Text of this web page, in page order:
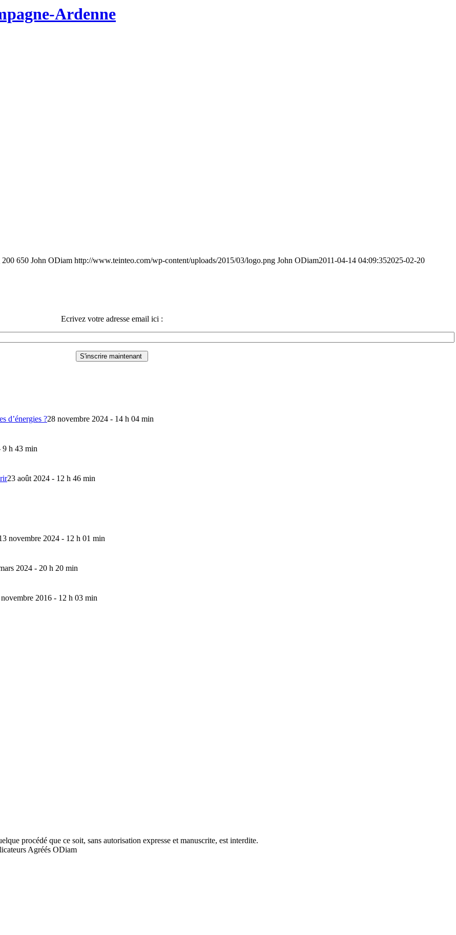
Ardenne
200 650 John ODiam http://www.teinteo.com/wp-content/uploads/2015/03/logo.png John ODiam2011-04-14 04:09:352025-02-20
Ecrivez votre adresse email ici :
d’énergies ?28 novembre 2024 - 14 h 04 min
9 h 43 min
23 août 2024 - 12 h 46 min
novembre 2024 - 12 h 01 min
2024 - 20 h 20 min
2016 - 12 h 03 min
procédé que ce soit, sans autorisation expresse et manuscrite, est interdite.
Agréés ODiam